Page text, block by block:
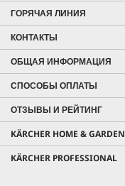
ГОРЯЧАЯ ЛИНИЯ
КОНТАКТЫ
ОБЩАЯ ИНФОРМАЦИЯ
СПОСОБЫ ОПЛАТЫ
ОТЗЫВЫ И РЕЙТИНГ
KÄRCHER HOME & GARDEN
KÄRCHER PROFESSIONAL